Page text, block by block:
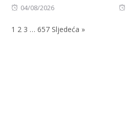
Posted
04/08/2026
1 2 3 … 657 Sljedeća »